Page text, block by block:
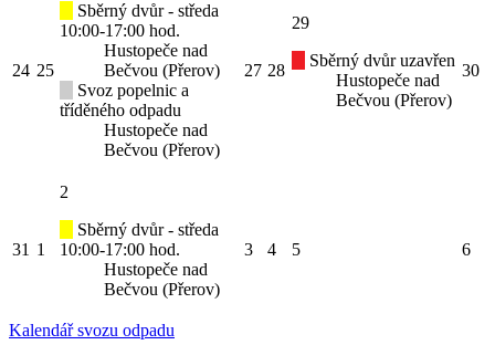
24 25
Sběrný dvůr - středa
10:00-17:00 hod.
Hustopeče nad
Bečvou (Přerov)
Svoz popelnic a
tříděného odpadu
Hustopeče nad
Bečvou (Přerov)
27 28
29
Sběrný dvůr uzavřen
Hustopeče nad
Bečvou (Přerov)
30
31 1
2
Sběrný dvůr - středa
10:00-17:00 hod.
Hustopeče nad
Bečvou (Přerov)
3 4 5 6
Kalendář svozu odpadu